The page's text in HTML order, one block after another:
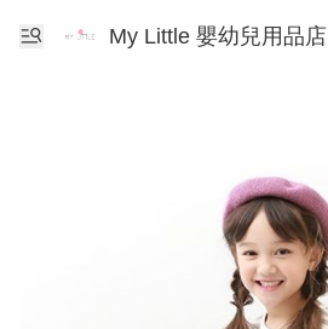
My Little 嬰幼兒用品店